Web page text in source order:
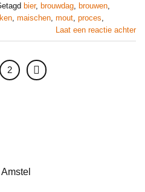
bier, brouwdag brouwen
maischen mout proces
Laat een reactie achter
2